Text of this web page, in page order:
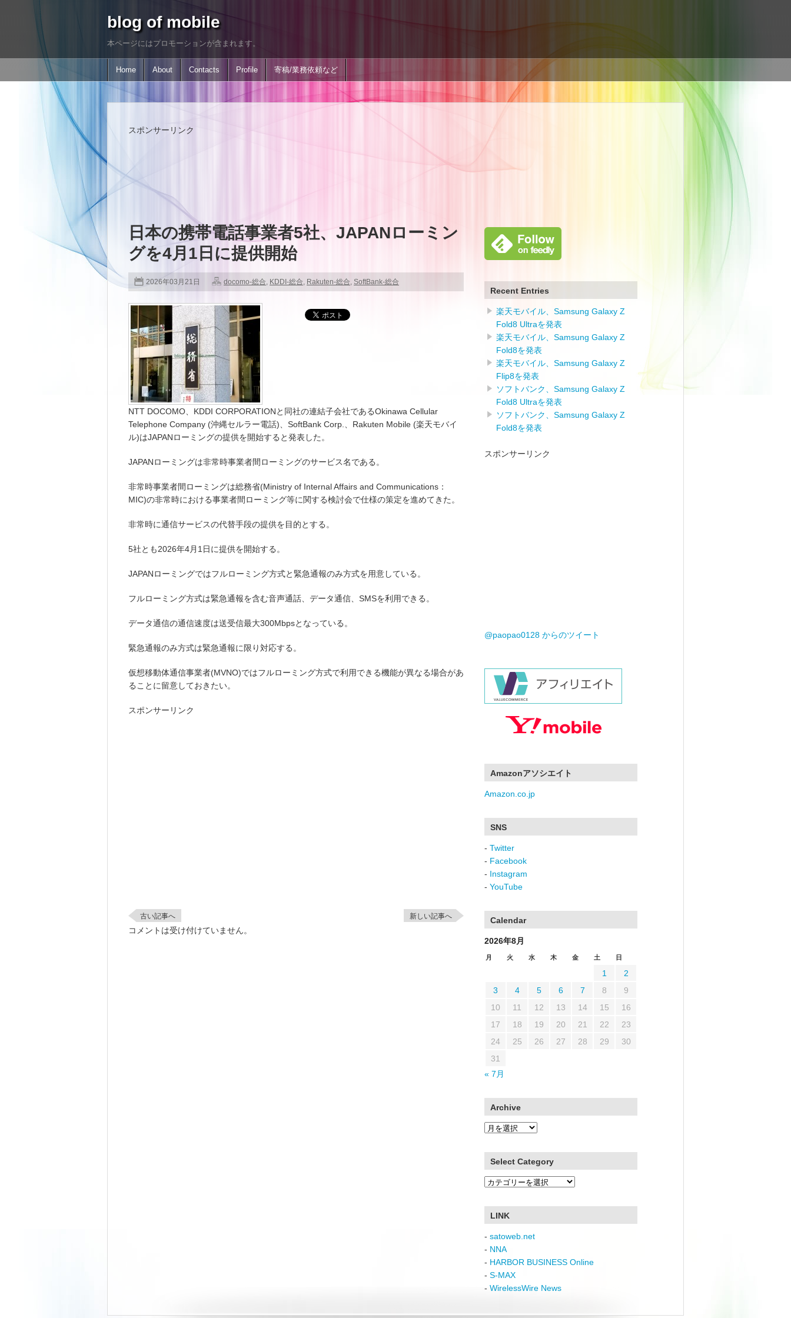
blog of mobile
本ページにはプロモーションが含まれます。
Home About Contacts Profile 寄稿/業務依頼など
スポンサーリンク
日本の携帯電話事業者5社、JAPANローミン
グを4月1日に提供開始
2026年03月21日 docomo-総合, KDDI-総合, Rakuten-総合, SoftBank-総合
NTT DOCOMO、KDDI CORPORATIONと同社の連結子会社であるOkinawa Cellular
Telephone Company (沖縄セルラー電話)、SoftBank Corp.、Rakuten Mobile (楽天モバイ
ル)はJAPANローミングの提供を開始すると発表した。
JAPANローミングは非常時事業者間ローミングのサービス名である。
非常時事業者間ローミングは総務省(Ministry of Internal Affairs and Communications：
MIC)の非常時における事業者間ローミング等に関する検討会で仕様の策定を進めてきた。
非常時に通信サービスの代替手段の提供を目的とする。
5社とも2026年4月1日に提供を開始する。
JAPANローミングではフルローミング方式と緊急通報のみ方式を用意している。
フルローミング方式は緊急通報を含む音声通話、データ通信、SMSを利用できる。
データ通信の通信速度は送受信最大300Mbpsとなっている。
緊急通報のみ方式は緊急通報に限り対応する。
仮想移動体通信事業者(MVNO)ではフルローミング方式で利用できる機能が異なる場合があ
ることに留意しておきたい。
スポンサーリンク
古い記事へ 新しい記事へ
コメントは受け付けていません。
Recent Entries
楽天モバイル、Samsung Galaxy Z
Fold8 Ultraを発表
楽天モバイル、Samsung Galaxy Z
Fold8を発表
楽天モバイル、Samsung Galaxy Z
Flip8を発表
ソフトバンク、Samsung Galaxy Z
Fold8 Ultraを発表
ソフトバンク、Samsung Galaxy Z
Fold8を発表
スポンサーリンク
@paopao0128 からのツイート
Amazonアソシエイト
Amazon.co.jp
SNS
- Twitter
- Facebook
- Instagram
- YouTube
Calendar
2026年8月
月 火 水 木 金 土 日
1
2
3
4 5 6 7 8
9
10
11 12 13 14 15
16
17
18 19 20 21 22
23
24
25 26 27 28 29
30
31
« 7月
Archive
Archive
Select Category
Select
LINK
- satoweb.net
- NNA
- HARBOR BUSINESS Online
- S-MAX
- WirelessWire News